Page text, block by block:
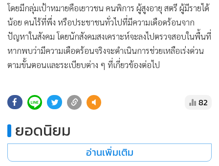
• Infographic
• การเมือง
• ท่องเที่ยว
• กีฬา
• ต่างประเทศ
• เศรษฐกิจ-ธุรกิจ
จีน
• ชุมชน-คุณภาพชีวิต
• อาชญากรรม
•
โดยมีกลุ่มเป้าหมายคือเยาวชน คนพิการ ผู้สูงอายุ สตรี ผู้มีรายได้
น้อย คนไร้ที่พึ่ง หรือประชาชนทั่วไปที่มีความเดือดร้อนจาก
ปัญหาในสังคม โดยนักสังคมสงเคราะห์จะลงไปตรวจสอบในพื้นที่
หากพบว่ามีความเดือดร้อนจริงจะดำเนินการช่วยเหลือเร่งด่วน
ตามขั้นตอนและระเบียบต่าง ๆ ที่เกี่ยวข้องต่อไป
82
ยอดนิยม
อ่านเพิ่มเติม